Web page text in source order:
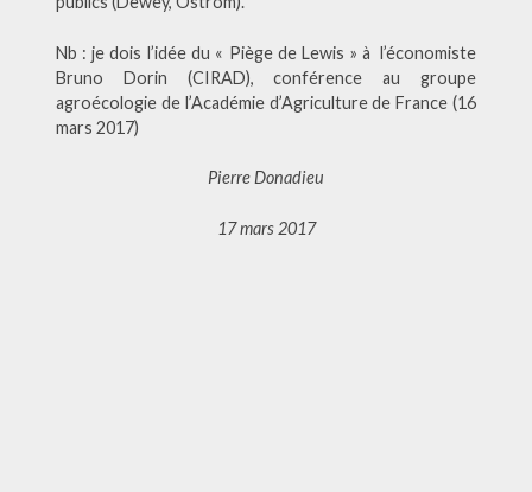
Nb : je dois l’idée du « Piège de Lewis » à l’économiste
Bruno Dorin (CIRAD), conférence au groupe
agroécologie de l’Académie d’Agriculture de France (16
mars 2017)
Pierre Donadieu
17 mars 2017